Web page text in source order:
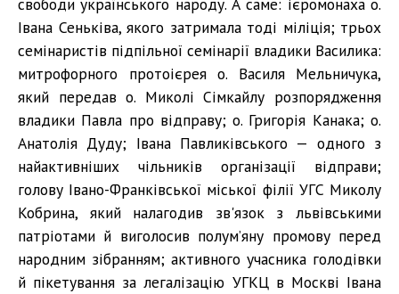
свободи українського народу. А саме: ієромонаха о.
Івана Сеньківа, якого затримала тоді міліція; трьох
семінаристів підпільної семінарії владики Василика:
митрофорного протоієрея о. Василя Мельничука,
який передав о. Миколі Сімкайлу розпорядження
владики Павла про відправу; о. Григорія Канака; о.
Анатолія Дуду; Івана Павликівського — одного з
найактивніших чільників організації відправи;
голову Івано-Франківської міської філії УГС Миколу
Кобрина, який налагодив зв'язок з львівськими
патріотами й виголосив полум’яну промову перед
народним зібранням; активного учасника голодівки
й пікетування за легалізацію УГКЦ в Москві Івана